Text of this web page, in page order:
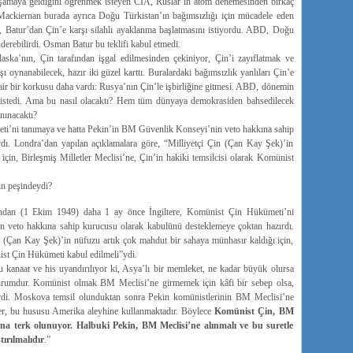
burada ayrıca Doğu Türkistan’ın bağımsızlığı için mücadele eden
Çin’e karşı silahlı ayaklanma başlatmasını istiyordu. ABD, Doğu
Osman Batur bu teklifi kabul etmedi.
Çin tarafından işgal edilmesinden çekiniyor, Çin’i zayıflatmak ve
hazır iki güzel karttı. Buralardaki bağımsızlık yanlıları Çin’e
bir korkusu daha vardı: Rusya’nın Çin’le işbirliğine gitmesi. ABD, dönemin
Ama bu nasıl olacaktı? Hem tüm dünyaya demokrasiden bahsedilecek
tanımaya ve hatta Pekin’in BM Güvenlik Konseyi’nin veto hakkına sahip
Londra’dan yapılan açıklamalara göre, “Milliyetçi Çin (Çan Kay Şek)’in
için, Birleşmiş Milletler Meclisi’ne, Çin’in hakiki temsilcisi olarak Komünist
peşindeydi?
(1 Ekim 1949) daha 1 ay önce İngiltere, Komünist Çin Hükümeti’ni
hakkına sahip kurucusu olarak kabulünü desteklemeye çoktan hazırdı.
Kay Şek)’in nüfuzu artık çok mahdut bir sahaya münhasır kaldığı için,
Çin Hükümeti kabul edilmeli”ydi.
ve his uyandırılıyor ki, Asya’lı bir memleket, ne kadar büyük olursa
Komünist olmak BM Meclisi’ne girmemek için kâfi bir sebep olsa,
Moskova temsil olunduktan sonra Pekin komünistlerinin BM Meclisi’ne
bu hususu Amerika aleyhine kullanmaktadır. BöyleceKomünist Çin, BM
terk olunuyor. Halbuki Pekin, BM Meclisi’ne alınmalı ve bu suretle
.”